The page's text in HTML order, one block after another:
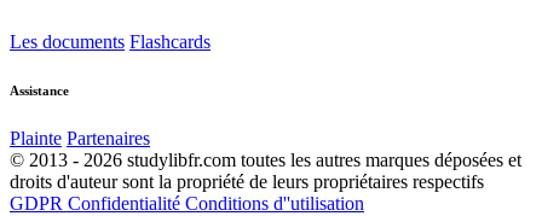
Les documents Flashcards
Assistance
Plainte Partenaires
© 2013 - 2026 studylibfr.com toutes les autres marques déposées et
droits d'auteur sont la propriété de leurs propriétaires respectifs
GDPR Confidentialité Conditions d''utilisation